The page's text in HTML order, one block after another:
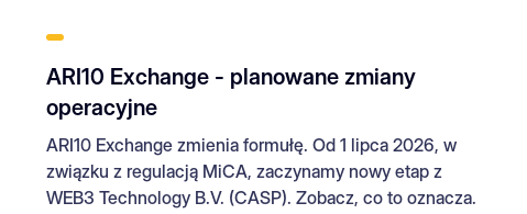
ARI10 Exchange - planowane zmiany
operacyjne
ARI10 Exchange zmienia formułę. Od 1 lipca 2026, w
związku z regulacją MiCA, zaczynamy nowy etap z
WEB3 Technology B.V. (CASP). Zobacz, co to oznacza.